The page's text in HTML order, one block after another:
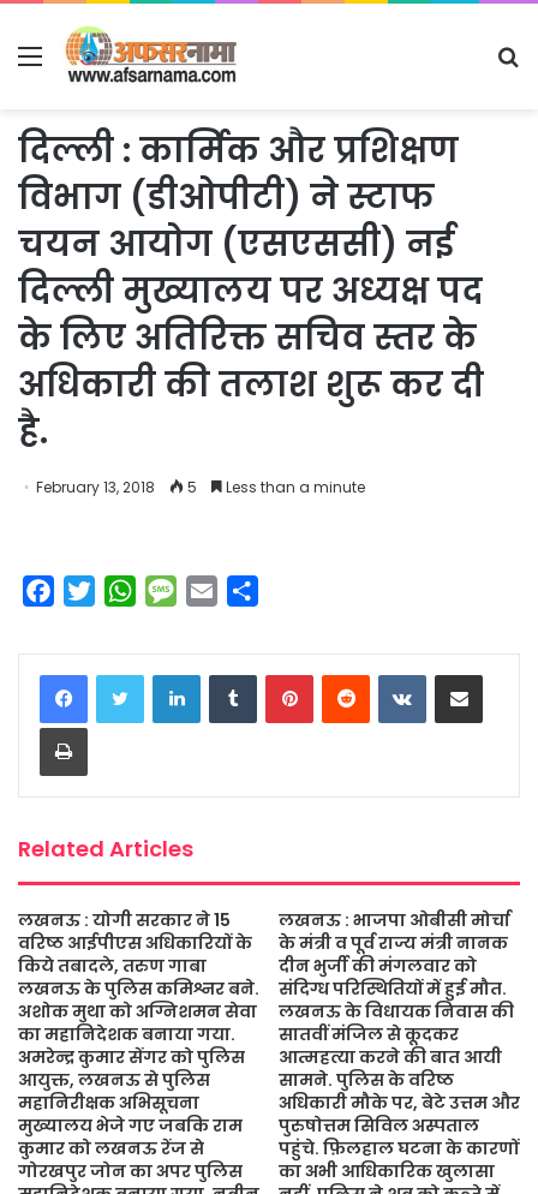
Menu
दिल्ली : कार्मिक और प्रशिक्षण
विभाग (डीओपीटी) ने स्टाफ
चयन आयोग (एसएससी) नई
दिल्ली मुख्यालय पर अध्यक्ष पद
के लिए अतिरिक्त सचिव स्तर के
अधिकारी की तलाश शुरू कर दी
है.
February 13, 2018 5 Less than a minute
c
e
b
o
o
i
t
t
W
a
t
s
M
s
s
a
a
i
a
r
e
LinkedInTumblrPinterestReddit VKontakteShare via Email
Print
Related Articles
लखनऊ : योगी सरकार ने 15
वरिष्ठ आईपीएस अधिकारियों के
किये तबादले, तरुण गाबा
लखनऊ के पुलिस कमिश्नर बने.
अशोक मुथा को अग्निशमन सेवा
का महानिदेशक बनाया गया.
अमरेन्द्र कुमार सेंगर को पुलिस
आयुक्त, लखनऊ से पुलिस
महानिरीक्षक अभिसूचना
मुख्यालय भेजे गए जबकि राम
कुमार को लखनऊ रेंज से
गोरखपुर जोन का अपर पुलिस
लखनऊ : भाजपा ओबीसी मोर्चा
के मंत्री व पूर्व राज्य मंत्री नानक
दीन भुर्जी की मंगलवार को
संदिग्ध परिस्थितियों में हुई मौत.
लखनऊ के विधायक निवास की
सातवीं मंजिल से कूदकर
आत्महत्या करने की बात आयी
सामने. पुलिस के वरिष्ठ
अधिकारी मौके पर, बेटे उत्तम और
पुरुषोत्तम सिविल अस्पताल
पहुंचे. फ़िलहाल घटना के कारणों
का अभी आधिकारिक खुलासा